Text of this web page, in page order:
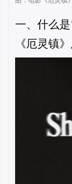
一、什么
《厄灵镇